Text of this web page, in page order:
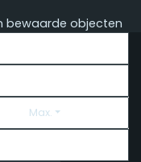
bewaarde objecten
Max.